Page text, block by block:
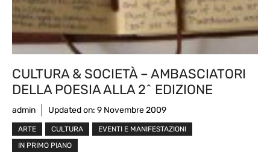
CULTURA & SOCIETÀ – AMBASCIATORI
DELLA POESIA ALLA 2^ EDIZIONE
admin Updated on: 9 Novembre 2009
ARTE CULTURA
EVENTI E MANIFESTAZIONI
IN PRIMO PIANO